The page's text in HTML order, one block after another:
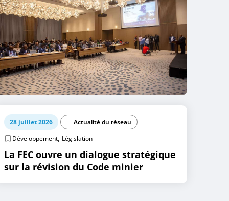
28 juillet 2026
Actualité du réseau
Développement, Législation
La FEC ouvre un dialogue stratégique
sur la révision du Code minier